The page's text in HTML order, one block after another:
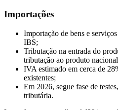
Importações
Importação de bens e
IBS;
Tributação na entrada do
tributação ao produto
IVA estimado em cerca de
existentes;
Em 2026, segue fase de
tributária.